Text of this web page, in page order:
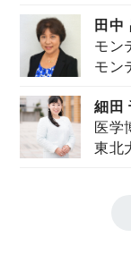
田中
モン
ズハ
モン
細田
医学
東北